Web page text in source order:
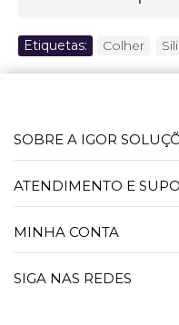
Etiquetas: Colher
SOBRE A IGOR
ATENDIMENTO E
MINHA CONTA
SIGA NAS REDES